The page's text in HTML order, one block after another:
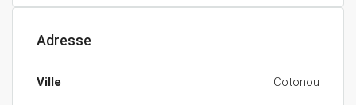
Adresse
Ville
Cotonou